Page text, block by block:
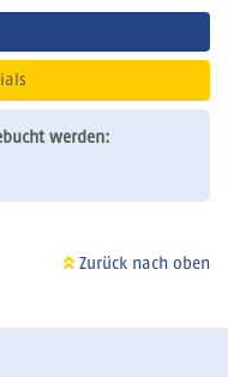
werden:
Zurück nach oben